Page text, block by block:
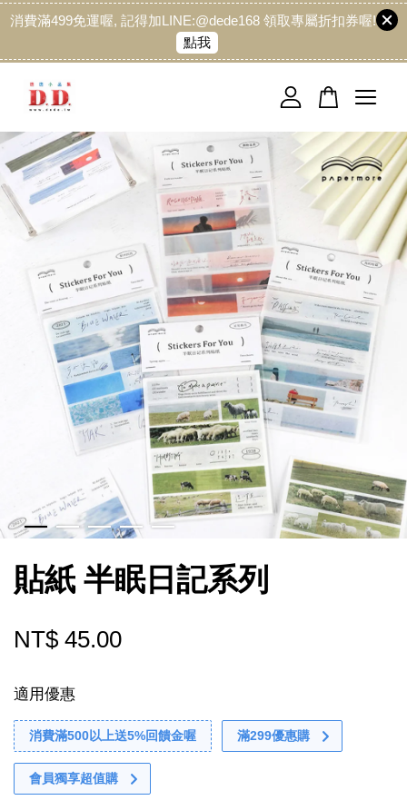
消費滿499免運喔, 記得加LINE:@dede168 領取專屬折扣券喔!
點我
貼紙 半眠日記系列
NT$ 45.00
適用優惠
消費滿500以上送5%回饋金喔 滿299優惠購
會員獨享超值購
您的購物車目前還是空的。
繼續購物